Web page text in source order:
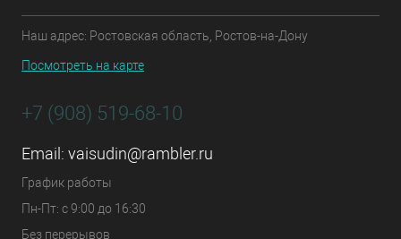
Наш адрес: Ростовская область, Ростов-на-Дону
Посмотреть на карте
+7 (908) 519-68-10
Email: vaisudin@rambler.ru
График работы
Пн-Пт: с 9:00 до 16:30
Без перерывов